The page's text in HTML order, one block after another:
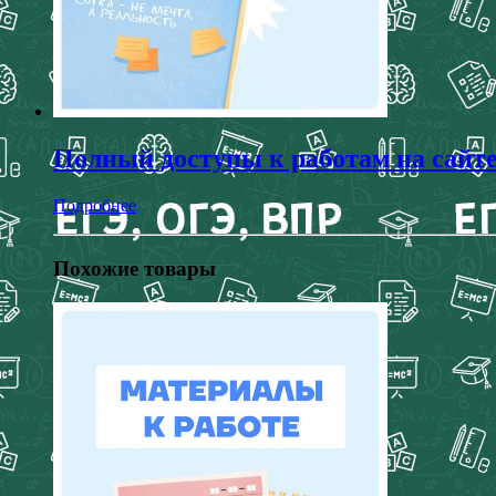
Полный доступы к работам на
Подробнее
Похожие товары